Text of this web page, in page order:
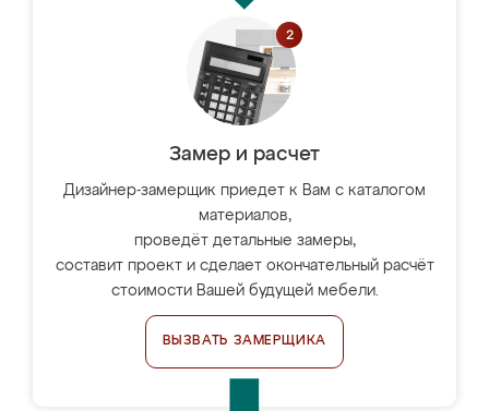
Замер и расчет
Дизайнер-замерщик приедет к Вам с каталогом
материалов,
проведёт детальные замеры,
составит проект и сделает окончательный расчёт
стоимости Вашей будущей мебели.
ВЫЗВАТЬ ЗАМЕРЩИКА